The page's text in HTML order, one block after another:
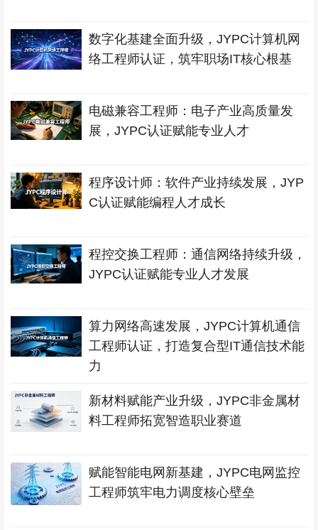
数字化基建全面升级，JYPC计算机网
络工程师认证，筑牢职场IT核心根基
电磁兼容工程师：电子产业高质量发
展，JYPC认证赋能专业人才
程序设计师：软件产业持续发展，JYP
C认证赋能编程人才成长
程控交换工程师：通信网络持续升级，
JYPC认证赋能专业人才发展
算力网络高速发展，JYPC计算机通信
工程师认证，打造复合型IT通信技术能
力
新材料赋能产业升级，JYPC非金属材
料工程师拓宽智造职业赛道
赋能智能电网新基建，JYPC电网监控
工程师筑牢电力调度核心壁垒